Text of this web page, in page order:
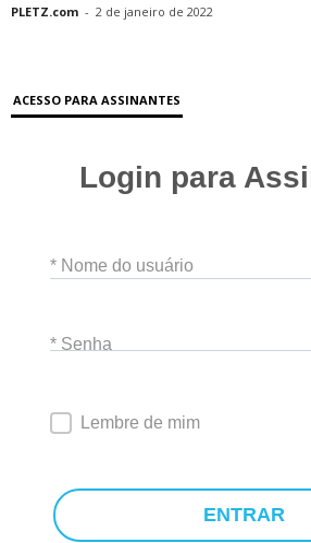
PLETZ.com - 2 de janeiro de 2022
ACESSO PARA ASSINANTES
Login para
* Nome do usuário
* Senha
Lembre de mim
ENTRAR